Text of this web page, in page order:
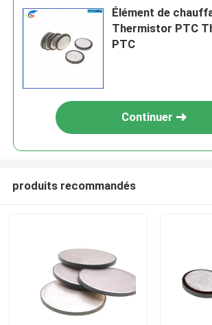
Élément de
Thermistor PTC
PTC
Continuer
produits recommandés